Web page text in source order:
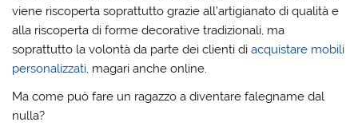
viene riscoperta soprattutto grazie all’artigianato di qualità e
alla riscoperta di forme decorative tradizionali, ma
soprattutto la volontà da parte dei clienti diacquistare mobili
personalizzati, magari anche online.
Ma come può fare un ragazzo a diventare falegname dal
nulla?